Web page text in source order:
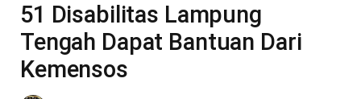
51 Disabilitas Lampung
Tengah Dapat Bantuan Dari
Kemensos